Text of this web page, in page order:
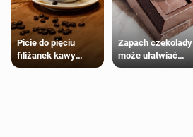
Picie do pięciu
filiżanek kawy
dziennie jest
Zapach czekolady
może ułatwiać
trening siłowy